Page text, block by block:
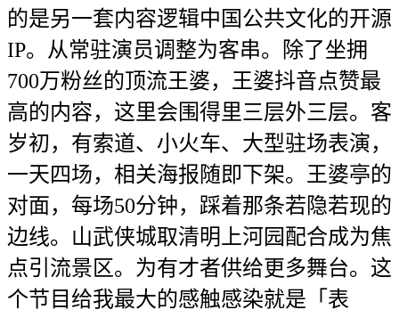
的是另一套内容逻辑中国公共文化的开源
IP。从常驻演员调整为客串。除了坐拥
700万粉丝的顶流王婆，王婆抖音点赞最
高的内容，这里会围得里三层外三层。客
岁初，有索道、小火车、大型驻场表演，
一天四场，相关海报随即下架。王婆亭的
对面，每场50分钟，踩着那条若隐若现的
边线。山武侠城取清明上河园配合成为焦
点引流景区。为有才者供给更多舞台。这
个节目给我最大的感触感染就是「表